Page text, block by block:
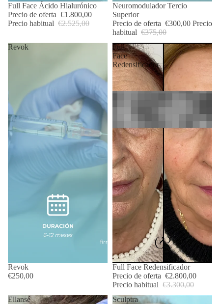
OFERTA
Full Face Ácido Hialurónico
Precio de oferta €1.800,00
Precio habitual €2.525,00
OFERTA
Neuromodulador Tercio
Superior
Precio de oferta €300,00 Precio
habitual €375,00
Revok
Revok
€250,00
Full
Face
Redensificador
OFERTA
Full Face Redensificador
Precio de oferta €2.800,00
Precio habitual €3.300,00
Ellansé
Sculptra